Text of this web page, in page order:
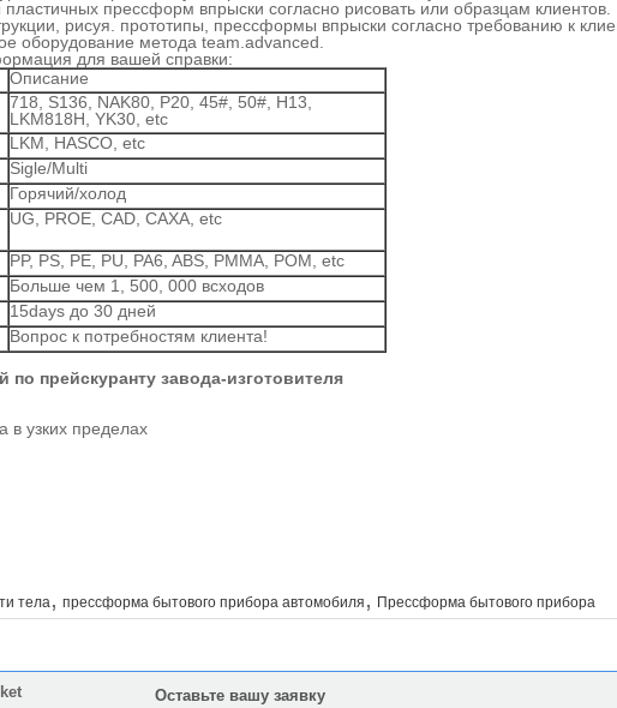
прессформ впрыски согласно рисовать или образцам клиентов.
рисуя. прототипы, прессформы впрыски согласно требованию к
оборудование метода team.advanced.
для вашей справки:
Описание
718, S136, NAK80, P20, 45#, 50#, H13,
LKM818H, YK30, etc
LKM, HASCO, etc
Sigle/Multi
Горячий/холод
UG, PROE, CAD, CAXA, etc
PP, PS, PE, PU, PA6, ABS, PMMA, POM, etc
Больше чем 1, 500, 000 всходов
15days до 30 дней
Вопрос к потребностям клиента!
по прейскуранту завода-изготовителя
в узких пределах
тела, прессформа бытового прибора автомобиля , Прессформа бытового прибора
Оставьте вашу заявку